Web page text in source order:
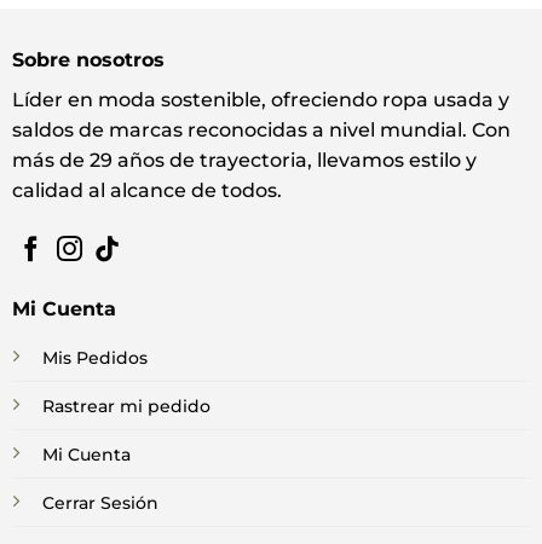
Sobre nosotros
Líder en moda sostenible, ofreciendo ropa usada y
saldos de marcas reconocidas a nivel mundial. Con
más de 29 años de trayectoria, llevamos estilo y
calidad al alcance de todos.
Mi Cuenta
Mis Pedidos
Rastrear mi pedido
Mi Cuenta
Cerrar Sesión